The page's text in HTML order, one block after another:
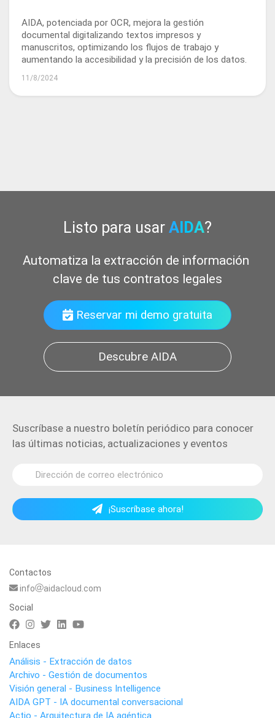
AIDA, potenciada por OCR, mejora la gestión
documental digitalizando textos impresos y
manuscritos, optimizando los flujos de trabajo y
aumentando la accesibilidad y la precisión de los datos.
11/8/2024
Listo para usar AIDA?
Revoluciona tu departamento
Reservar mi demo gratuita
Descubre AIDA
Suscríbase a nuestro boletín periódico para conocer
las últimas noticias, actualizaciones y eventos
¡Suscríbase ahora!
Contactos
info
aidacloud.com
Social
Enlaces
Análisis - Extracción de datos
Archivo - Gestión de documentos
Visión general - Business Intelligence
AIDA GPT - IA documental conversacional
Actio - Arquitectura de IA agéntica